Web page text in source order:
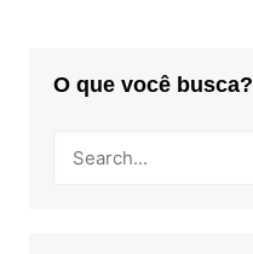
O que você busca?